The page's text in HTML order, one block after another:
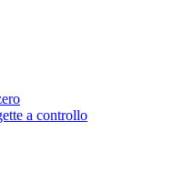
a controllo